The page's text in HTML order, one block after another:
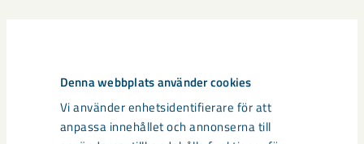
Denna webbplats använder cookies
Vi använder enhetsidentifierare för att
anpassa innehållet och annonserna till